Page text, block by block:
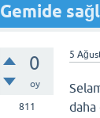
Gemide
0
oy
811
5
daha